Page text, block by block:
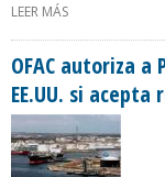
LEER MÁS
OFAC autoriza a
EE.UU. si